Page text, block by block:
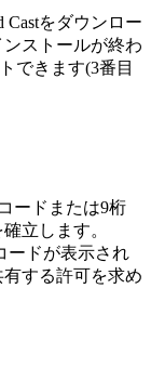
Castをダウンロー
ストールが終わ
できます(3番目
ードまたは9桁
立します。
ードが表示され
する許可を求め